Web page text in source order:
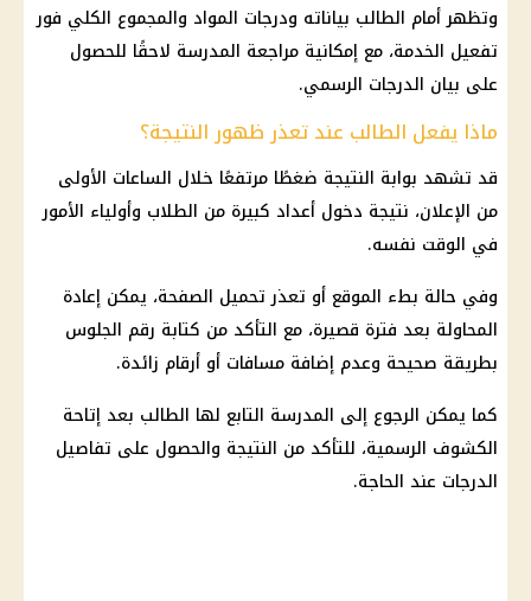
وتظهر أمام الطالب بياناته ودرجات المواد والمجموع الكلي فور
تفعيل الخدمة، مع إمكانية مراجعة المدرسة لاحقًا للحصول
على بيان الدرجات الرسمي.
ماذا يفعل الطالب عند تعذر ظهور النتيجة؟
قد تشهد بوابة النتيجة ضغطًا مرتفعًا خلال الساعات الأولى
من الإعلان، نتيجة دخول أعداد كبيرة من الطلاب وأولياء الأمور
في الوقت نفسه.
وفي حالة بطء الموقع أو تعذر تحميل الصفحة، يمكن إعادة
المحاولة بعد فترة قصيرة، مع التأكد من كتابة رقم الجلوس
بطريقة صحيحة وعدم إضافة مسافات أو أرقام زائدة.
كما يمكن الرجوع إلى المدرسة التابع لها الطالب بعد إتاحة
الكشوف الرسمية، للتأكد من النتيجة والحصول على تفاصيل
الدرجات عند الحاجة.